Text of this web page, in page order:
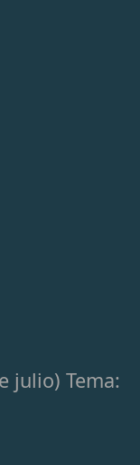
julio) Tema: